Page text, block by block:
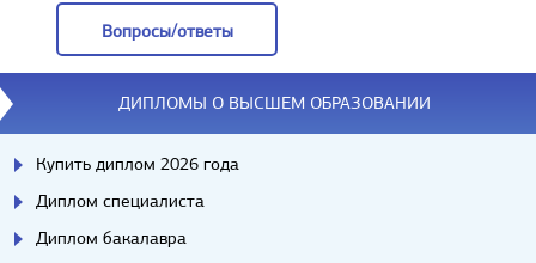
Вопросы/ответы
Вопросы/ответы
ДИПЛОМЫ О ВЫСШЕМ ОБРАЗОВАНИИ
Купить диплом 2026 года
Диплом специалиста
Диплом бакалавра